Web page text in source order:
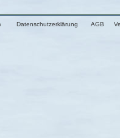
Datenschutzerklärung AGB